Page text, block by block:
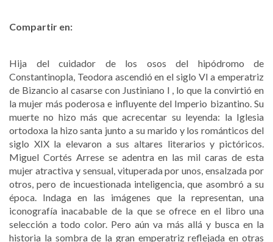
Compartir en:
Hija del cuidador de los osos del hipódromo de
Constantinopla, Teodora ascendió en el siglo VI a emperatriz
de Bizancio al casarse con Justiniano I , lo que la convirtió en
la mujer más poderosa e influyente del Imperio bizantino. Su
muerte no hizo más que acrecentar su leyenda: la Iglesia
ortodoxa la hizo santa junto a su marido y los románticos del
siglo XIX la elevaron a sus altares literarios y pictóricos.
Miguel Cortés Arrese se adentra en las mil caras de esta
mujer atractiva y sensual, vituperada por unos, ensalzada por
otros, pero de incuestionada inteligencia, que asombró a su
época. Indaga en las imágenes que la representan, una
iconografía inacabable de la que se ofrece en el libro una
selección a todo color. Pero aún va más allá y busca en la
historia la sombra de la gran emperatriz reflejada en otras